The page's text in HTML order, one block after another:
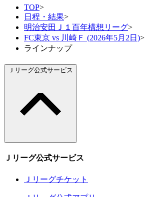
TOP>
日程・結果>
明治安田Ｊ１百年構想リーグ>
FC東京 vs 川崎Ｆ (2026年5月2日)>
ラインナップ
Ｊリーグ公式サービス
Ｊリーグ公式サービス
Ｊリーグチケット